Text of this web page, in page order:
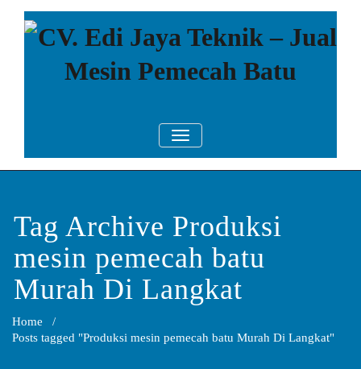
CV. Edi Jaya
Teknik – Jual
Pemecah Batu
TOGGLE NAVIGATION
Tag Archive Produksi
mesin pemecah batu
Murah Di Langkat
Home /
Posts tagged "Produksi mesin pemecah batu Murah Di Langkat"